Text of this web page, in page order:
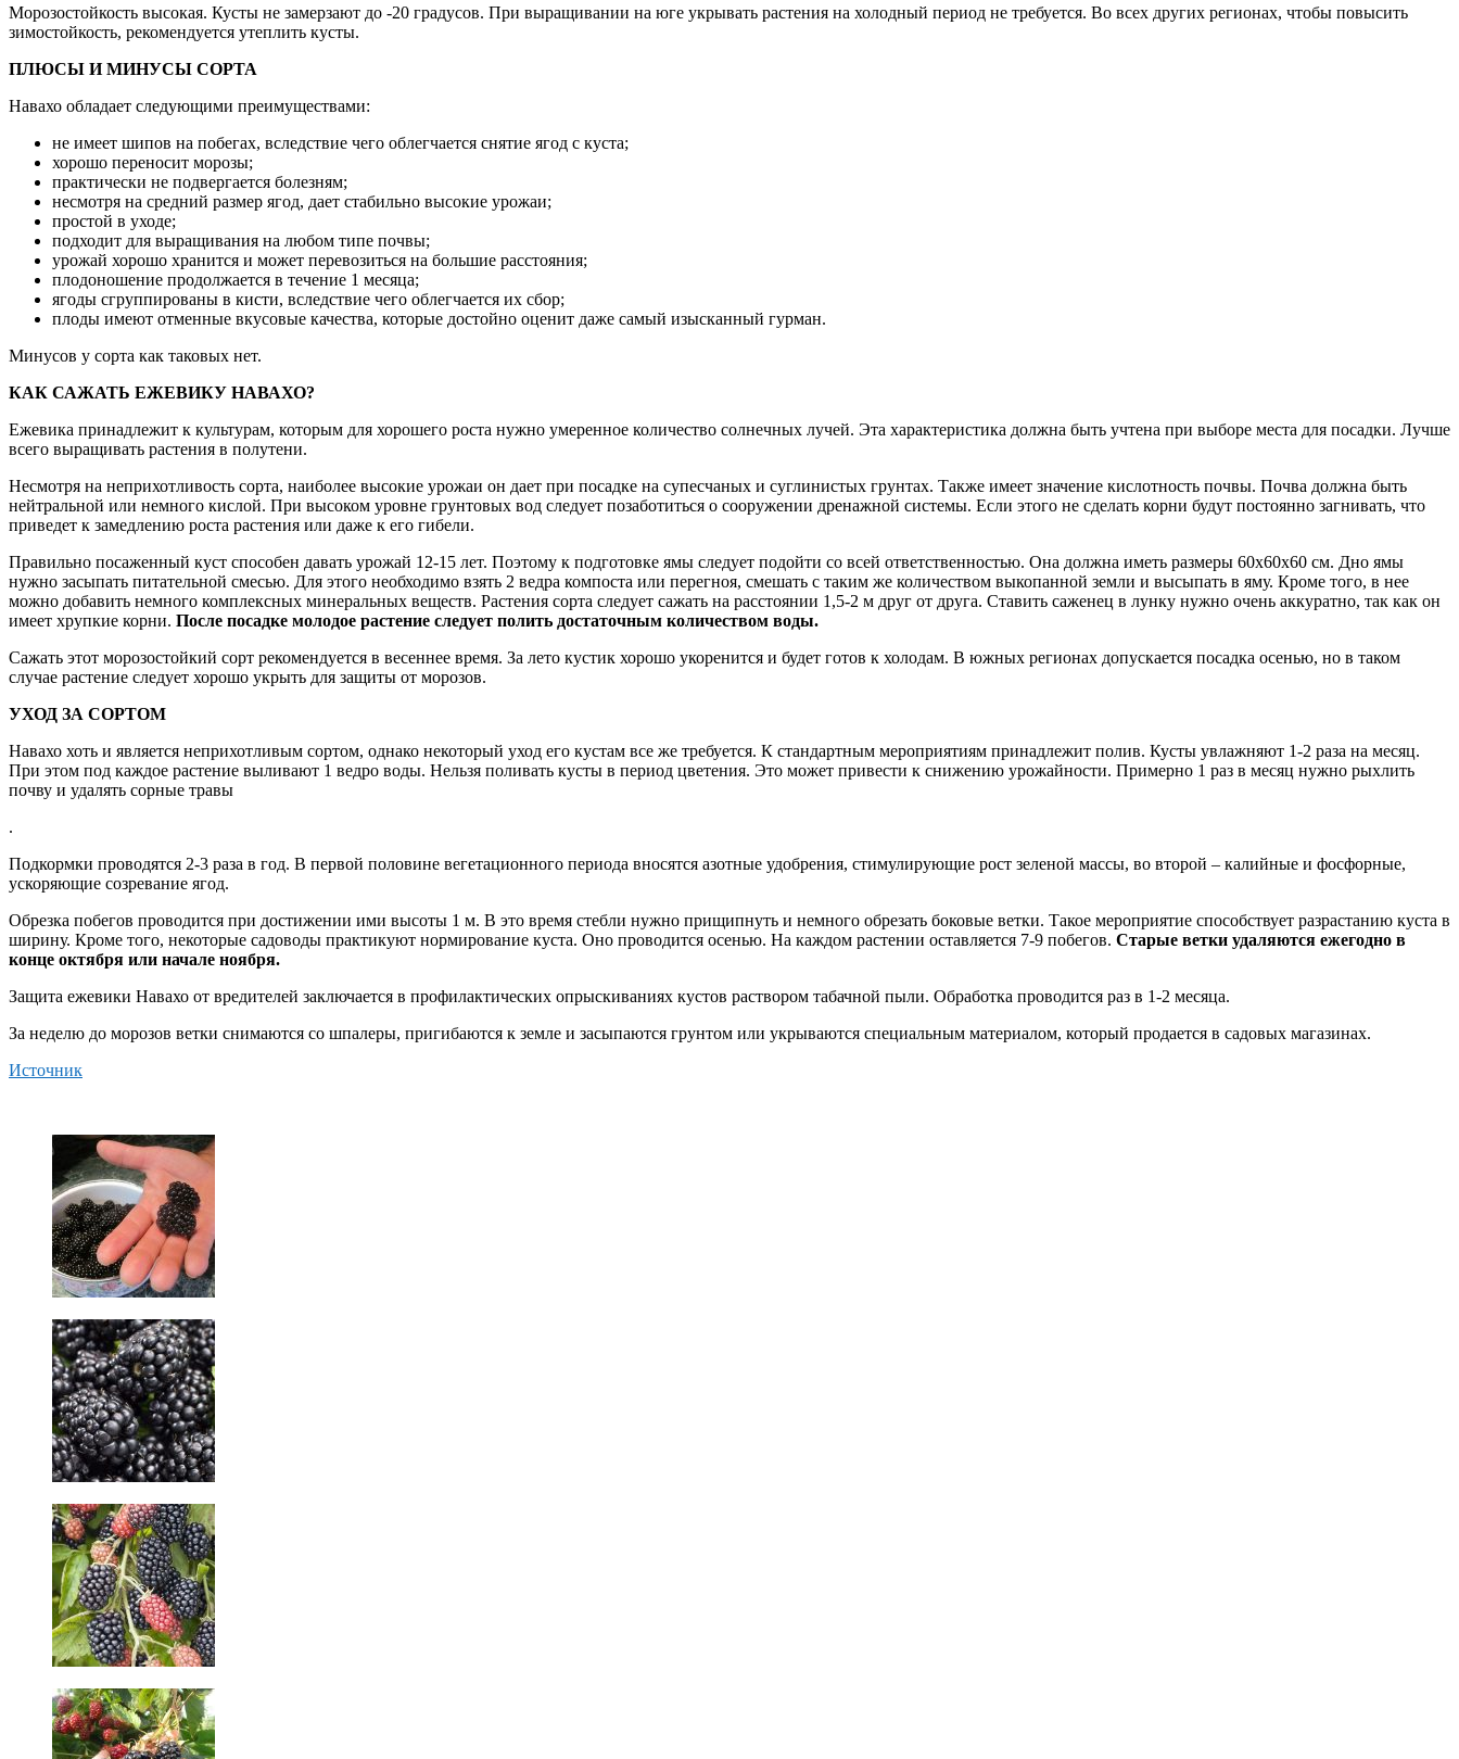
Морозостойкость высокая. Кусты не замерзают до -20 градусов. При выращивании на юге укрывать растения на холодный период не требуется. Во всех других регионах, чтобы повысить
зимостойкость, рекомендуется утеплить кусты.
ПЛЮСЫ И МИНУСЫ СОРТА
Навахо обладает следующими преимуществами:
не имеет шипов на побегах, вследствие чего облегчается снятие ягод с куста;
хорошо переносит морозы;
практически не подвергается болезням;
несмотря на средний размер ягод, дает стабильно высокие урожаи;
простой в уходе;
подходит для выращивания на любом типе почвы;
урожай хорошо хранится и может перевозиться на большие расстояния;
плодоношение продолжается в течение 1 месяца;
ягоды сгруппированы в кисти, вследствие чего облегчается их сбор;
плоды имеют отменные вкусовые качества, которые достойно оценит даже самый изысканный гурман.
Минусов у сорта как таковых нет.
КАК САЖАТЬ ЕЖЕВИКУ НАВАХО?
Ежевика принадлежит к культурам, которым для хорошего роста нужно умеренное количество солнечных лучей. Эта характеристика должна быть учтена при выборе места для посадки. Лучше
всего выращивать растения в полутени.
Несмотря на неприхотливость сорта, наиболее высокие урожаи он дает при посадке на супесчаных и суглинистых грунтах. Также имеет значение кислотность почвы. Почва должна быть
нейтральной или немного кислой. При высоком уровне грунтовых вод следует позаботиться о сооружении дренажной системы. Если этого не сделать корни будут постоянно загнивать, что
приведет к замедлению роста растения или даже к его гибели.
Правильно посаженный куст способен давать урожай 12-15 лет. Поэтому к подготовке ямы следует подойти со всей ответственностью. Она должна иметь размеры 60х60х60 см. Дно ямы
нужно засыпать питательной смесью. Для этого необходимо взять 2 ведра компоста или перегноя, смешать с таким же количеством выкопанной земли и высыпать в яму. Кроме того, в нее
можно добавить немного комплексных минеральных веществ. Растения сорта следует сажать на расстоянии 1,5-2 м друг от друга. Ставить саженец в лунку нужно очень аккуратно, так как он
имеет хрупкие корни. После посадке молодое растение следует полить достаточным количеством воды.
Сажать этот морозостойкий сорт рекомендуется в весеннее время. За лето кустик хорошо укоренится и будет готов к холодам. В южных регионах допускается посадка осенью, но в таком
случае растение следует хорошо укрыть для защиты от морозов.
УХОД ЗА СОРТОМ
Навахо хоть и является неприхотливым сортом, однако некоторый уход его кустам все же требуется. К стандартным мероприятиям принадлежит полив. Кусты увлажняют 1-2 раза на месяц.
При этом под каждое растение выливают 1 ведро воды. Нельзя поливать кусты в период цветения. Это может привести к снижению урожайности. Примерно 1 раз в месяц нужно рыхлить
почву и удалять сорные травы
.
Подкормки проводятся 2-3 раза в год. В первой половине вегетационного периода вносятся азотные удобрения, стимулирующие рост зеленой массы, во второй – калийные и фосфорные,
ускоряющие созревание ягод.
Обрезка побегов проводится при достижении ими высоты 1 м. В это время стебли нужно прищипнуть и немного обрезать боковые ветки. Такое мероприятие способствует разрастанию куста в
ширину. Кроме того, некоторые садоводы практикуют нормирование куста. Оно проводится осенью. На каждом растении оставляется 7-9 побегов. Старые ветки удаляются ежегодно в
конце октября или начале ноября.
Защита ежевики Навахо от вредителей заключается в профилактических опрыскиваниях кустов раствором табачной пыли. Обработка проводится раз в 1-2 месяца.
За неделю до морозов ветки снимаются со шпалеры, пригибаются к земле и засыпаются грунтом или укрываются специальным материалом, который продается в садовых магазинах.
Источник